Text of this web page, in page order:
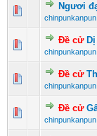
Ngươi
chinpunkanpun
0
Đề cử
chinpunkanpun
0
Đề cử
chinpunkanpun
0
Đề cử
chinpunkanpun
0